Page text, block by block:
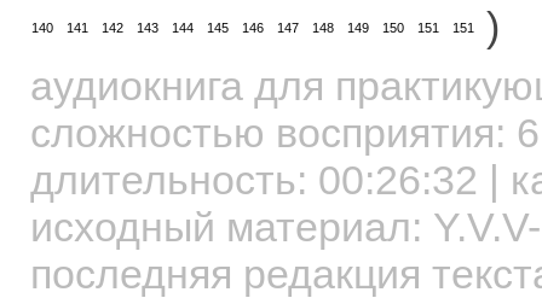
140 141 142 143 144 145 146 147 148 149 150 151 151
)
аудиокнига для
сложностью восприятия: 6
длительность: 00:26:32 |
исходный материал:
последняя редакция